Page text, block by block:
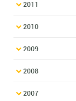
2011
2010
2009
2008
2007